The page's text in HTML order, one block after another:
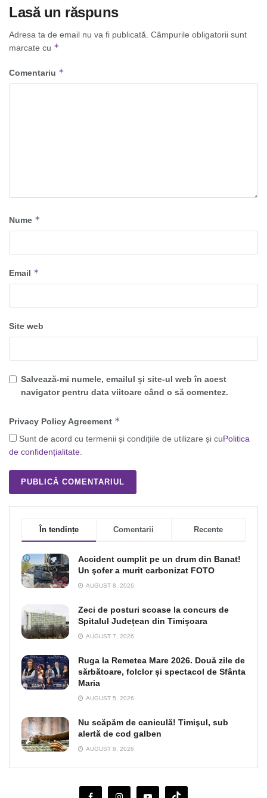
Lasă un răspuns
Adresa ta de email nu va fi publicată. Câmpurile obligatorii sunt
marcate cu *
Comentariu *
Nume *
Email *
Site web
Salvează-mi numele, emailul și site-ul web în acest
navigator pentru data viitoare când o să comentez.
Privacy Policy Agreement *
Sunt de acord cu termenii și condițiile de utilizare și cuPolitica
de confidențialitate.
În tendințe Comentarii Recente
Accident cumplit pe un drum din Banat!
Un şofer a murit carbonizat FOTO
AUGUST 8, 2026
Zeci de posturi scoase la concurs de
Spitalul Județean din Timișoara
AUGUST 7, 2026
Ruga la Remetea Mare 2026. Două zile de
sărbătoare, folclor și spectacol de Sfânta
Maria
AUGUST 5, 2026
Nu scăpăm de caniculă! Timişul, sub
alertă de cod galben
AUGUST 8, 2026